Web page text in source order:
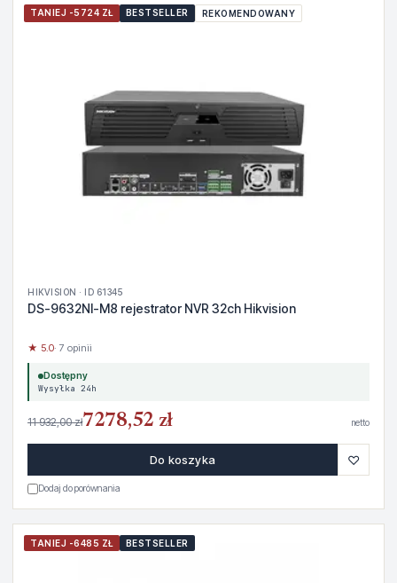
TANIEJ -5724 ZŁ BESTSELLER REKOMENDOWANY
HIKVISION · ID 61345
DS-9632NI-M8 rejestrator NVR 32ch Hikvision
★ 5.0· 7 opinii
Dostępny
Wysyłka 24h
11 932,00 zł7278,52 zł netto
Do koszyka ♡
Dodaj do porównania
TANIEJ -6485 ZŁ BESTSELLER